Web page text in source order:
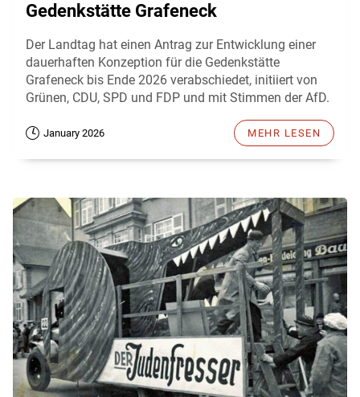
Gedenkstätte Grafeneck
Der Landtag hat einen Antrag zur Entwicklung einer
dauerhaften Konzeption für die Gedenkstätte
Grafeneck bis Ende 2026 verabschiedet, initiiert von
Grünen, CDU, SPD und FDP und mit Stimmen der AfD.
January 2026 MEHR LESEN